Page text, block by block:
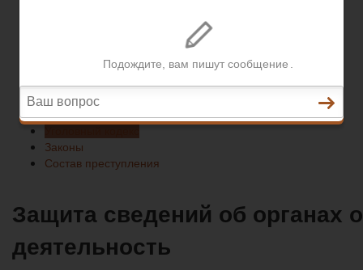
Состав преступления
Право на защиту
Гражданский кодекс
Освобождение
Законы
Состав преступления
Защита сведений об
деятельность